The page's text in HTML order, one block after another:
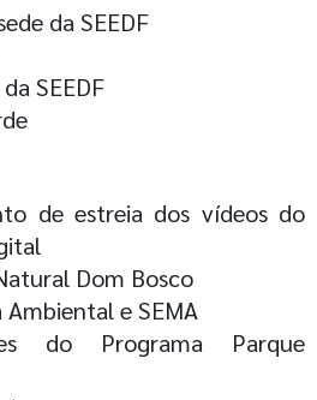
da SEEDF
SEEDF
de estreia dos vídeos do
Dom Bosco
Ambiental e SEMA
do Programa Parque